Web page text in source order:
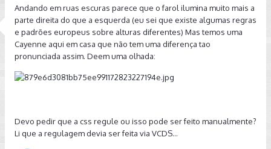
Andando em ruas escuras parece que o farol ilumina muito mais a
parte direita do que a esquerda (eu sei que existe algumas regras
e padrões europeus sobre alturas diferentes) Mas temos uma
Cayenne aqui em casa que não tem uma diferença tao
pronunciada assim. Deem uma olhada:
Devo pedir que a css regule ou isso pode ser feito manualmente?
Li que a regulagem devia ser feita via VCDS...